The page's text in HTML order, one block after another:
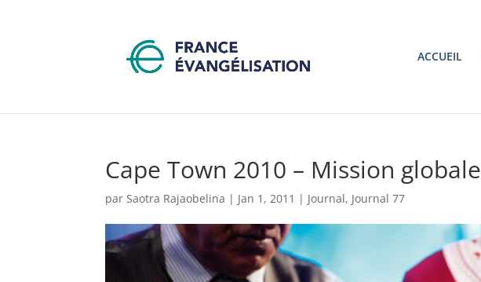
ACCUEIL
Cape Town 2010 – Mission globale
parSaotra Rajaobelina | Jan 1, 2011 | Journal, Journal 77